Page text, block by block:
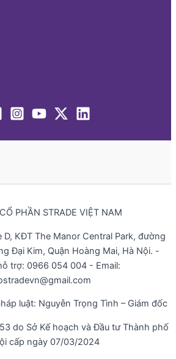
PHẦN STRADE VIỆT NAM
D, KĐT The Manor Central Park, đường
Đại Kim, Quận Hoàng Mai, Hà Nội. -
trợ: 0966 054 004 - Email:
luật: Nguyễn Trọng Tình – Giám đốc
do Sở Kế hoạch và Đầu tư Thành phố
cấp ngày 07/03/2024